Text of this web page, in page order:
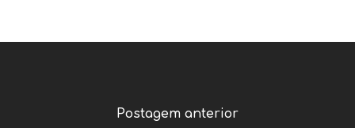
Postagem anterior